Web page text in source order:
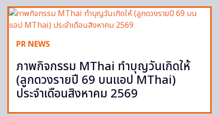
PR NEWS
ภาพกิจกรรม MThai ทำบุญวันเกิดให้
(ลูกดวงรายปี 69 บนแอป MThai)
ประจำเดือนสิงหาคม 2569